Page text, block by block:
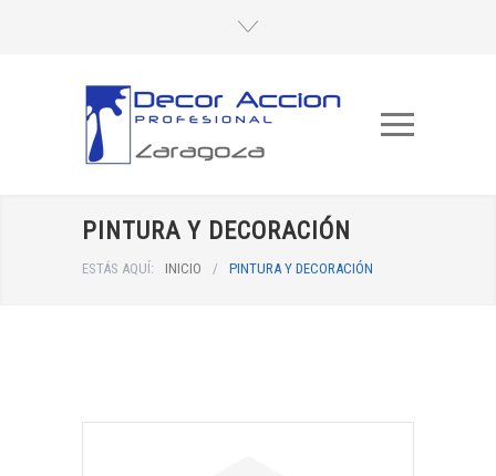
PINTURA Y DECORACIÓN
ESTÁS AQUÍ: INICIO / PINTURA Y DECORACIÓN